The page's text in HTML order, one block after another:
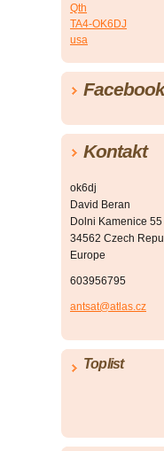
Qth
TA4-OK6DJ
usa
Facebook
Kontakt
ok6dj
David Beran
Dolni Kamenice 55
34562 Czech
Europe
603956795
antsat@atlas.cz
Toplist